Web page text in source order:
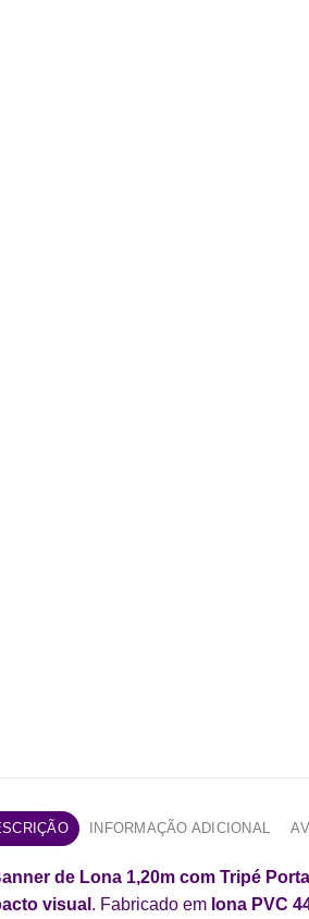
INFORMAÇÃO ADICIONAL
de Lona 1,20m com Tripé
visual . Fabricado em lona PVC